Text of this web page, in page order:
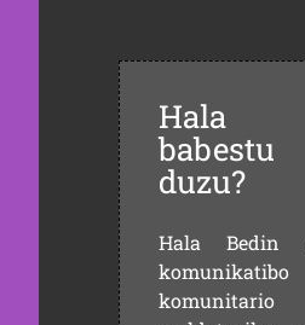
Hala
duzu?
Hala Bedin